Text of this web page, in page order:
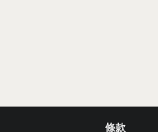
條款